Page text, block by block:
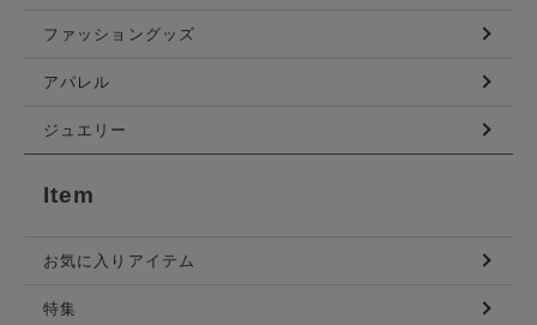
ファッショングッズ
アパレル
ジュエリー
Item
お気に入りアイテム
特集